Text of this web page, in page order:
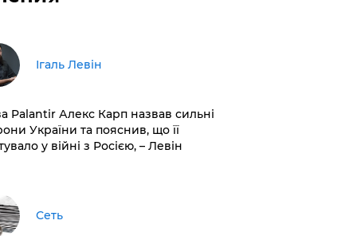
Ігаль Левін
Palantir Алекс Карп назвав сильні
України та пояснив, що її
у війні з Росією, – Левін
Сеть